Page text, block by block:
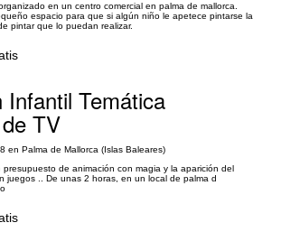
en un centro comercial en palma de mallorca.
espacio para que si algún niño le apetece pintarse la
pintar que lo puedan realizar.
Infantil Temática
TV
en Palma de Mallorca (Islas Baleares)
de animación con magia y la aparición del
juegos .. De unas 2 horas, en un local de palma d